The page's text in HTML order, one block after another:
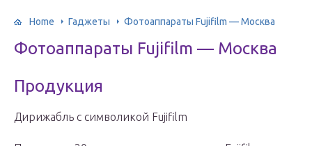
Home Гаджеты Фотоаппараты Fujifilm — Москва
Фотоаппараты Fujifilm — Москва
Продукция
Дирижабль с символикой Fujifilm